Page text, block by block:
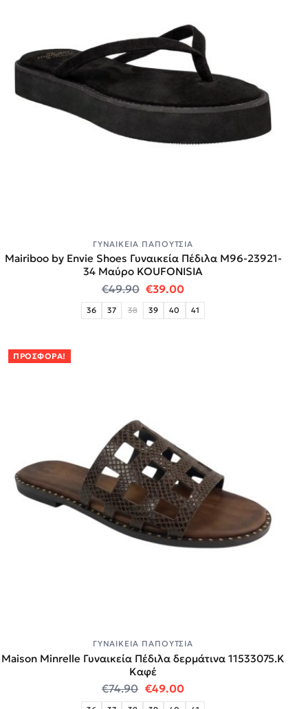
ΓΥΝΑΙΚΕΊΑ ΠΑΠΟΎΤΣΙΑ
Mairiboo by Envie Shoes Γυναικεία Πέδιλα M96-23921-
34 Μαύρο KOUFONISIA
€49.90 Original price was: €49.90.
€39.00Η τρέχουσα τιμή
36 37 38 39 40 41
ΠΡΟΣΦΟΡΆ!
ΓΥΝΑΙΚΕΊΑ ΠΑΠΟΎΤΣΙΑ
Maison Minrelle Γυναικεία Πέδιλα δερμάτινα 11533075.Κ
Καφέ
€74.90 Original price was: €74.90.
€49.00Η τρέχουσα τιμή